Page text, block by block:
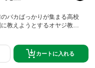
バカばっかりが集まる高校
教えようとするオヤジ教師
渉したら、昼休み、日下と
るハメになって…！！【オ
カートに入れる